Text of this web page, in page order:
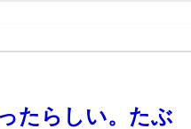
たらしい。たぶ